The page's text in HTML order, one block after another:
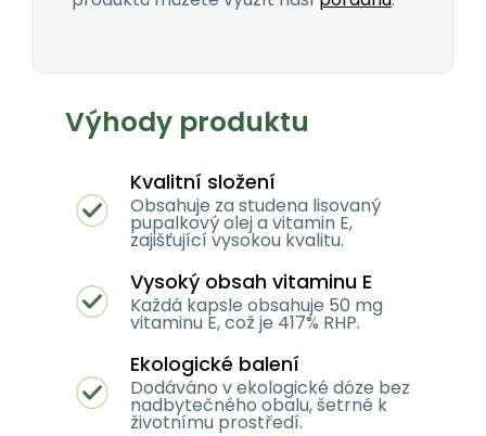
Výhody produktu
Kvalitní složení
Obsahuje za studena lisovaný
pupalkový olej a vitamin E,
zajišťující vysokou kvalitu.
Vysoký obsah vitaminu E
Každá kapsle obsahuje 50 mg
vitaminu E, což je 417% RHP.
Ekologické balení
Dodáváno v ekologické dóze bez
nadbytečného obalu, šetrné k
životnímu prostředí.